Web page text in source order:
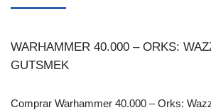
WARHAMMER 40.000 – ORKS:
GUTSMEK
Comprar Warhammer 40.000 – Orks: